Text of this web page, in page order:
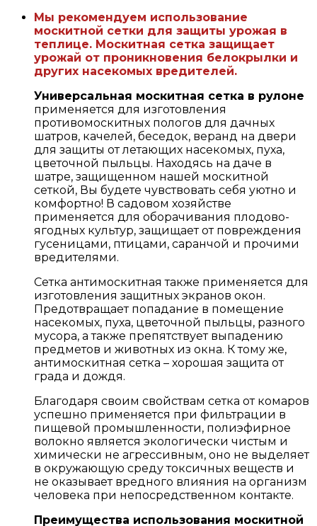
Мы рекомендуем использование
москитной сетки для защиты урожая в
теплице. Москитная сетка защищает
урожай от проникновения белокрылки и
других насекомых вредителей.
Универсальная москитная сетка в рулоне
применяется для изготовления
противомоскитных пологов для дачных
шатров, качелей, беседок, веранд на двери
для защиты от летающих насекомых, пуха,
цветочной пыльцы. Находясь на даче в
шатре, защищенном нашей москитной
сеткой, Вы будете чувствовать себя уютно и
комфортно! В садовом хозяйстве
применяется для оборачивания плодово-
ягодных культур, защищает от повреждения
гусеницами, птицами, саранчой и прочими
вредителями.
Сетка антимоскитная также применяется для
изготовления защитных экранов окон.
Предотвращает попадание в помещение
насекомых, пуха, цветочной пыльцы, разного
мусора, а также препятствует выпадению
предметов и животных из окна. К тому же,
антимоскитная сетка – хорошая защита от
града и дождя.
Благодаря своим свойствам сетка от комаров
успешно применяется при фильтрации в
пищевой промышленности, полиэфирное
волокно является экологически чистым и
химически не агрессивным, оно не выделяет
в окружающую среду токсичных веществ и
не оказывает вредного влияния на организм
человека при непосредственном контакте.
Преимущества использования москитной